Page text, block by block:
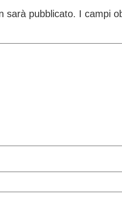
sarà pubblicato. I campi